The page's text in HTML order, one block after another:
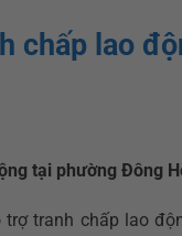
chấp lao
tại phường Đông
trợ tranh chấp lao